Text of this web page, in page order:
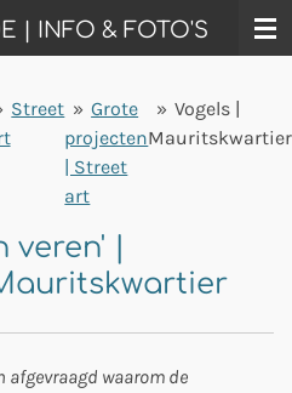
| INFO & FOTO'S
Street » Grote
projecten
| Street
art
» Vogels |
Mauritskwartier
veren' |
afgevraagd waarom de